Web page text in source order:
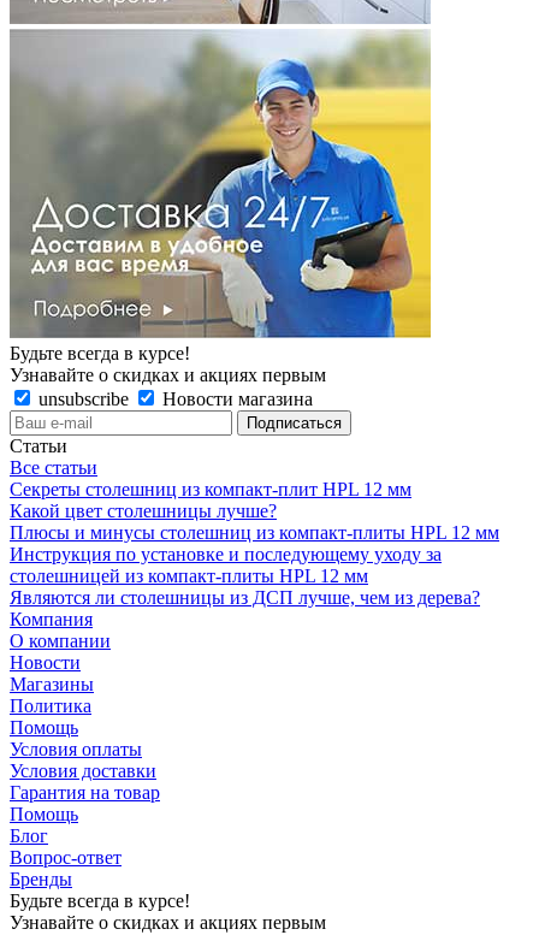
Будьте всегда в курсе!
Узнавайте о скидках и акциях первым
unsubscribe
Новости магазина
Статьи
Все статьи
Секреты столешниц из компакт-плит HPL 12 мм
Какой цвет столешницы лучше?
Плюсы и минусы столешниц из компакт-плиты HPL 12 мм
Инструкция по установке и последующему уходу за
столешницей из компакт-плиты HPL 12 мм
Являются ли столешницы из ДСП лучше, чем из дерева?
Компания
О компании
Новости
Магазины
Политика
Помощь
Условия оплаты
Условия доставки
Гарантия на товар
Помощь
Блог
Вопрос-ответ
Бренды
Будьте всегда в курсе!
Узнавайте о скидках и акциях первым